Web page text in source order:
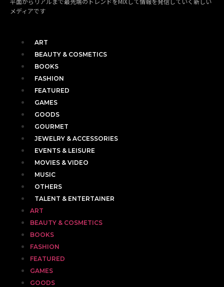
メディアです
ART
BEAUTY & COSMETICS
BOOKS
FASHION
FEATURED
GAMES
GOODS
GOURMET
JEWELRY & ACCESSORIES
EVENTS & LEISURE
MOVIES & VIDEO
MUSIC
OTHERS
TALENT & ENTERTAINER
ART
BEAUTY & COSMETICS
BOOKS
FASHION
FEATURED
GAMES
GOODS